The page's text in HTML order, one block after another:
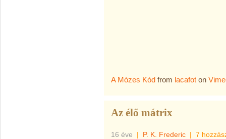
A Mózes Kód from lacafot on
Az élő mátrix
16 éve | P. K. Frederic | 7